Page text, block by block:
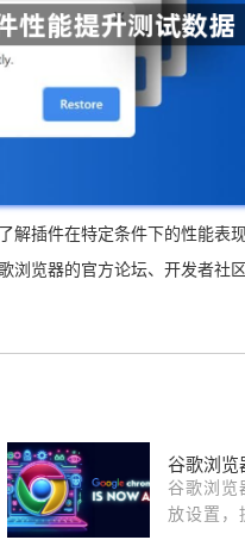
插件在特定条件下的性能表
览器的官方论坛、开发者社
谷歌浏览
谷歌浏览
放设置，